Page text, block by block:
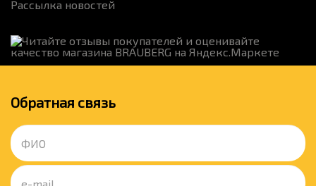
Рассылка новостей
Обратная связь